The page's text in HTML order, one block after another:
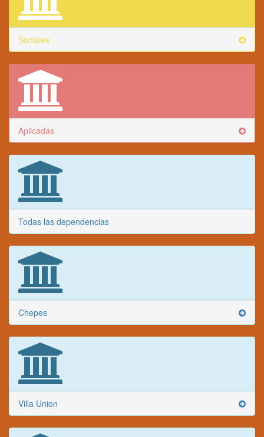
Sociales
Aplicadas
Todas las dependencias
Chepes
Villa Union